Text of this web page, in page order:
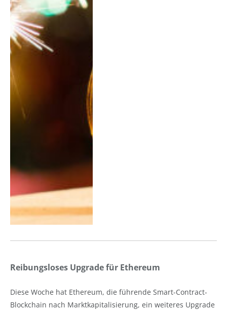
Reibungsloses Upgrade für Ethereum
Diese Woche hat Ethereum, die führende Smart-Contract-
Blockchain nach Marktkapitalisierung, ein weiteres Upgrade